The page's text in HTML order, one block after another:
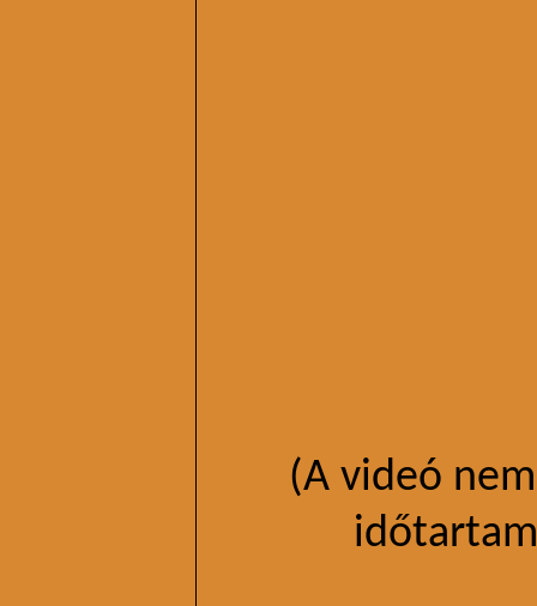
(A videó